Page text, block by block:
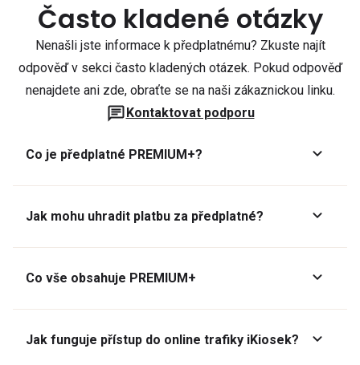
Často kladené otázky
Nenašli jste informace k předplatnému? Zkuste najít
odpověď v sekci často kladených otázek. Pokud odpověď
nenajdete ani zde, obraťte se na naši zákaznickou linku.
Kontaktovat podporu
Co je předplatné PREMIUM+?
Jak mohu uhradit platbu za předplatné?
Co vše obsahuje PREMIUM+
Jak funguje přístup do online trafiky iKiosek?